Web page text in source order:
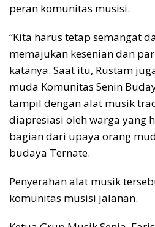
peran komunitas musisi.
“Kita harus tetap semangat
memajukan kesenian dan
katanya. Saat itu, Rustam
muda Komunitas Senin
tampil dengan alat musik
diapresiasi oleh warga yang
bagian dari upaya orang
budaya Ternate.
Penyerahan alat musik
komunitas musisi jalanan.